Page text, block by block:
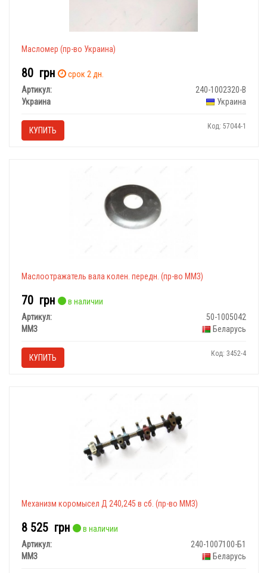
Масломер (пр-во Украина)
80 грн
срок 2 дн.
Артикул:
240-1002320-В
Украина
Украина
КУПИТЬ Код: 57044-1
Маслоотражатель вала колен. передн. (пр-во ММЗ)
70 грн
в наличии
Артикул:
50-1005042
ММЗ
Беларусь
КУПИТЬ Код: 3452-4
Механизм коромысел Д 240,245 в сб. (пр-во ММЗ)
8 525 грн
в наличии
Артикул:
240-1007100-Б1
ММЗ
Беларусь